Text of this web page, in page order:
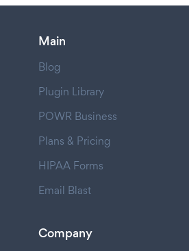
Main
Blog
Plugin Library
POWR Business
Plans & Pricing
HIPAA Forms
Email Blast
Company